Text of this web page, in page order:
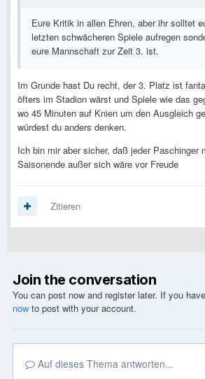
Eure Kritik in allen Ehren, aber ihr solltet
letzten schwächeren Spiele aufregen
eure Mannschaft zur Zeit 3. ist.
Im Grunde hast Du recht, der 3. Platz ist
öfters im Stadion wärst und Spiele wie das
wo 45 Minuten auf Knien um den Ausgleich
würdest du anders denken.
Ich bin mir aber sicher, daß jeder Paschinger
Saisonende außer sich wäre vor Freude
Zitieren
Join the conversation
You can post now and register later. If you
now to post with your account.
Auf dieses Thema antworten...